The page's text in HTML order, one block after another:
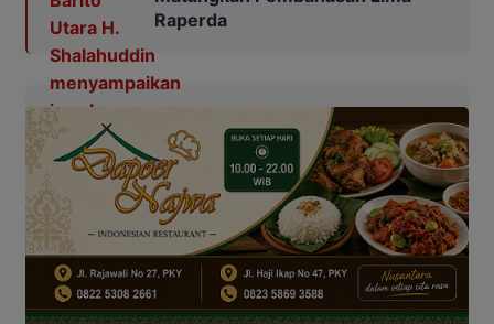
Raperda